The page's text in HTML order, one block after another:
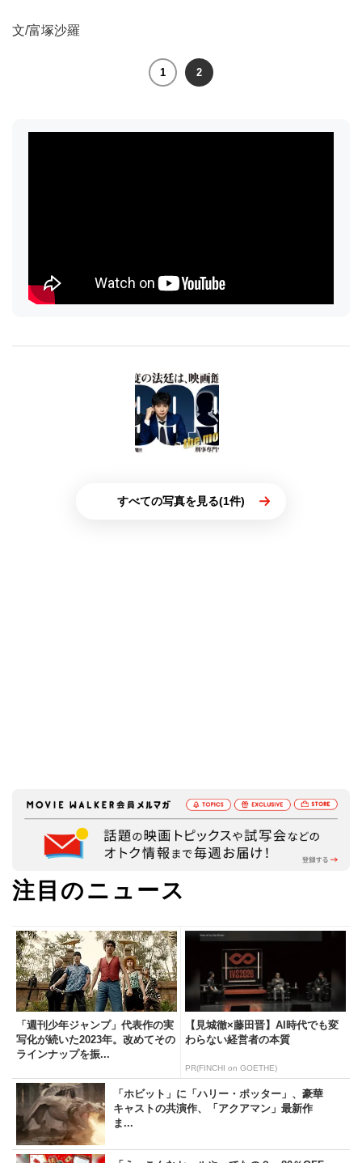
文/富塚沙羅
1 2
すべての写真を見る(1件)
注目のニュース
「週刊少年ジャンプ」代表作の実
写化が続いた2023年。改めてその
ラインナップを振...
【見城徹×藤田晋】AI時代でも変
わらない経営者の本質
PR(FINCHI on GOETHE)
「ホビット」に「ハリー・ポッター」、豪華
キャストの共演作、「アクアマン」最新作
ま...